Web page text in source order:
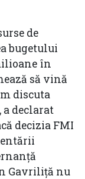
de
bugetului
în
să vină
discuta
a declarat
decizia FMI
Gavriliță nu